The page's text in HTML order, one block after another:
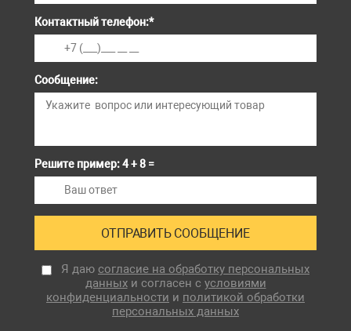
Контактный телефон:*
Сообщение:
Решите пример: 4 + 8 =
Я даю согласие на обработку персональных
данныхи согласен с условиями
конфиденциальности и политикой обработки
персональных данных